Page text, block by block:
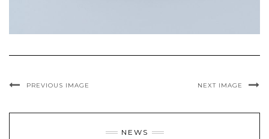
PREVIOUS IMAGE NEXT IMAGE
NEWS